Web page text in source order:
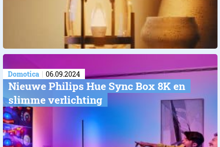
Domotica 06.09.2024
Nieuwe Philips Hue Sync Box 8K en
slimme verlichting